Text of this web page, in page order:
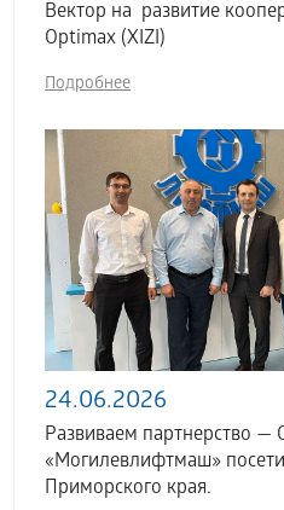
Вектор на развитие
Optimax (XIZI)
Подробнее
24.06.2026
Развиваем партнерство —
«Могилевлифтмаш»
Приморского края.